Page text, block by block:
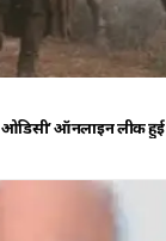
ओडिसी’ ऑनलाइन लीक हुई